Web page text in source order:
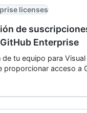
licenses
de
Enterprise
tu equipo para Visual
proporcionar acceso a